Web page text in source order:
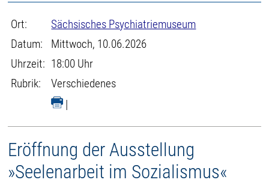
Ort:
Sächsisches Psychiatriemuseum
Datum:
Mittwoch, 10.06.2026
Uhrzeit: 18:00 Uhr
Rubrik:
Verschiedenes
|
Eröffnung der Ausstellung
»Seelenarbeit im Sozialismus«